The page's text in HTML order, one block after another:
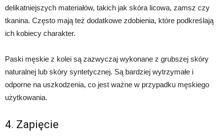
delikatniejszych materiałów, takich jak skóra licowa, zamsz czy
tkanina. Często mają też dodatkowe zdobienia, które podkreślają
ich kobiecy charakter.
Paski męskie z kolei są zazwyczaj wykonane z grubszej skóry
naturalnej lub skóry syntetycznej. Są bardziej wytrzymałe i
odporne na uszkodzenia, co jest ważne w przypadku męskiego
użytkowania.
4. Zapięcie